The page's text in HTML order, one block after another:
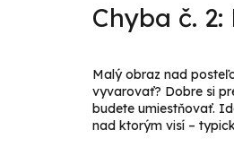
Chyba č.
Malý obraz nad
vyvarovať? Dobre si
budete umiestňovať.
nad ktorým visí –